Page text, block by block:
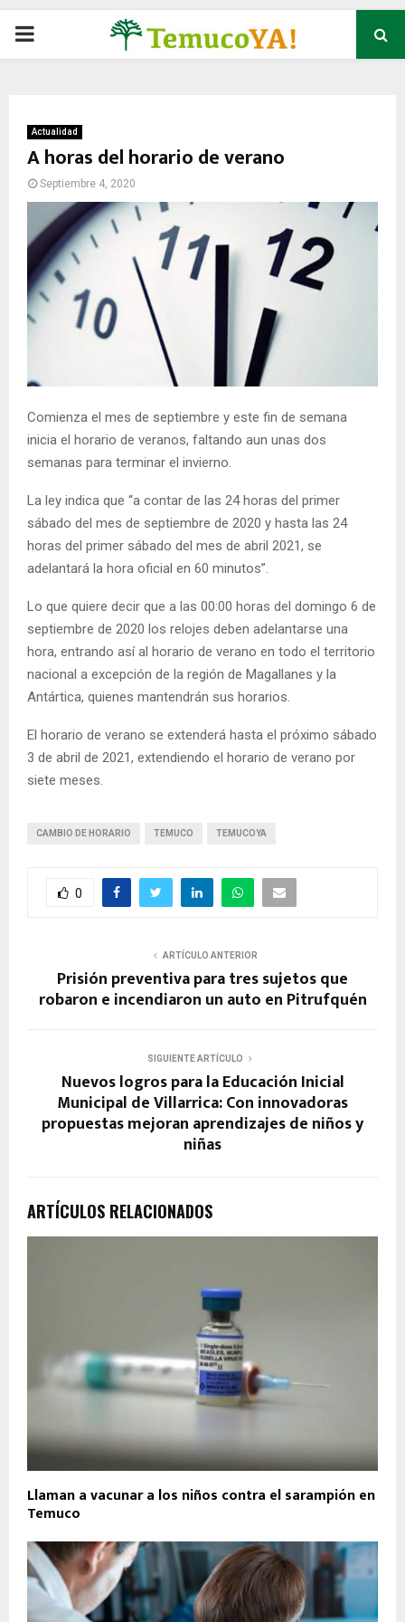
P
M
R
Y
M
E
N
U
Actualidad
A horas del horario de verano
Septiembre 4, 2020
Comienza el mes de septiembre y este fin de semana
inicia el horario de veranos, faltando aun unas dos
semanas para terminar el invierno.
La ley indica que “a contar de las 24 horas del primer
sábado del mes de septiembre de 2020 y hasta las 24
horas del primer sábado del mes de abril 2021, se
adelantará la hora oficial en 60 minutos”.
Lo que quiere decir que a las 00:00 horas del domingo 6 de
septiembre de 2020 los relojes deben adelantarse una
hora, entrando así al horario de verano en todo el territorio
nacional a excepción de la región de Magallanes y la
Antártica, quienes mantendrán sus horarios.
El horario de verano se extenderá hasta el próximo sábado
3 de abril de 2021, extendiendo el horario de verano por
siete meses.
CAMBIO DE HORARIO TEMUCO TEMUCOYA
0
ARTÍCULO ANTERIOR
Prisión preventiva para tres sujetos que
robaron e incendiaron un auto en Pitrufquén
SIGUIENTE ARTÍCULO
Nuevos logros para la Educación Inicial
Municipal de Villarrica: Con innovadoras
propuestas mejoran aprendizajes de niños y
niñas
ARTÍCULOS RELACIONADOS
Llaman a vacunar a los niños contra el sarampión en
Temuco